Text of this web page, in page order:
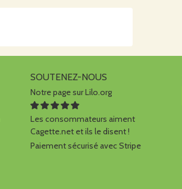
SOUTENEZ-NOUS
Notre page sur Lilo.org
Les consommateurs aiment
Cagette.net et ils le disent !
Paiement sécurisé avec Stripe